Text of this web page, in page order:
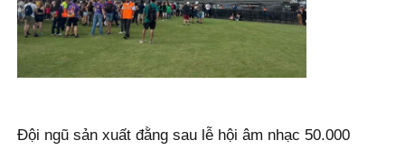
Liên hệ với chúng tôi
Tin tức
Các trường hợp
Đội ngũ sản xuất đằng sau lễ hội âm nhạc 50.000